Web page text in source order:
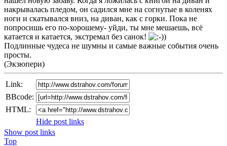
накрывалась пледом, он садился мне на согнутые в коленях
ноги и скатывался вниз, на диван, как с горки. Пока не
попросишь его по-хорошему- уйди, ты мне мешаешь, всё
катается и катается, экстремал без санок!
Подлинные чудеса не шумны и самые важные события очень
просты.
(Экзюпери)
Link:
BBcode:
HTML:
Hide post links
Show post links
Top